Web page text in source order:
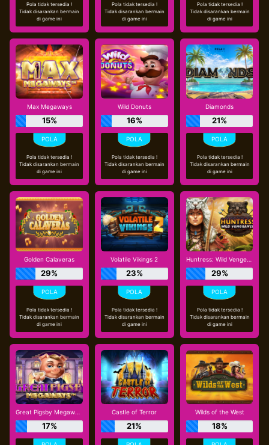
Pola tidak tersedia !
Tidak disarankan bermain
di game ini
Pola tidak tersedia !
Tidak disarankan bermain
di game ini
Pola tidak tersedia !
Tidak disarankan bermain
di game ini
Max Megaways
15%
Pola tidak tersedia !
Tidak disarankan bermain
di game ini
Wild Donuts
16%
Pola tidak tersedia !
Tidak disarankan bermain
di game ini
Diamonds
21%
Pola tidak tersedia !
Tidak disarankan bermain
di game ini
Golden Calaveras
29%
Pola tidak tersedia !
Tidak disarankan bermain
di game ini
Volatile Vikings 2
23%
Pola tidak tersedia !
Tidak disarankan bermain
di game ini
Huntress: Wild Vengeance
29%
Pola tidak tersedia !
Tidak disarankan bermain
di game ini
Great Pigsby Megaways
17%
Castle of Terror
21%
Wilds of the West
18%